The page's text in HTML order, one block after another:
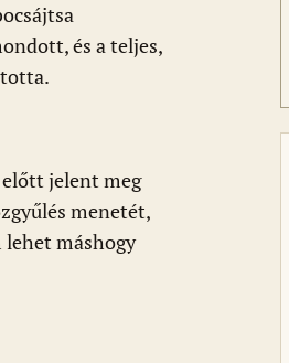
és a teljes,
előtt jelent meg
menetét,
lehet máshogy